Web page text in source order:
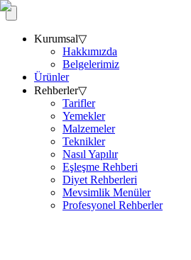
Kurumsal▽
Hakkımızda
Belgelerimiz
Ürünler
Rehberler▽
Tarifler
Yemekler
Malzemeler
Teknikler
Nasıl Yapılır
Eşleşme Rehberi
Diyet Rehberleri
Mevsimlik Menüler
Profesyonel Rehberler